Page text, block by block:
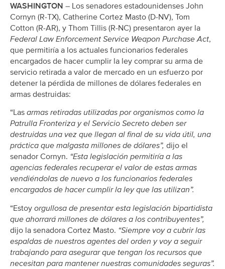
WASHINGTON – Los senadores estadounidenses John
Cornyn (R-TX), Catherine Cortez Masto (D-NV), Tom
Cotton (R-AR), y Thom Tillis (R-NC) presentaron ayer la
Federal Law Enforcement Service Weapon Purchase Act,
que permitiría a los actuales funcionarios federales
encargados de hacer cumplir la ley comprar su arma de
servicio retirada a valor de mercado en un esfuerzo por
detener la pérdida de millones de dólares federales en
armas destruidas:
“Las armas retiradas utilizadas por organismos como la
Patrulla Fronteriza y el Servicio Secreto deben ser
destruidas una vez que llegan al final de su vida útil, una
práctica que malgasta millones de dólares”, dijo el
senador Cornyn. “Esta legislación permitiría a las
agencias federales recuperar el valor de estas armas
vendiéndolas de nuevo a los funcionarios federales
encargados de hacer cumplir la ley que las utilizan”.
“Estoy orgullosa de presentar esta legislación bipartidista
que ahorrará millones de dólares a los contribuyentes”,
dijo la senadora Cortez Masto. “Siempre voy a cubrir las
espaldas de nuestros agentes del orden y voy a seguir
trabajando para asegurar que tengan los recursos que
necesitan para mantener nuestras comunidades seguras”.